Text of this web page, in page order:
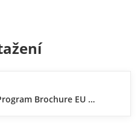
Technology Partner Program Brochure EU 2022